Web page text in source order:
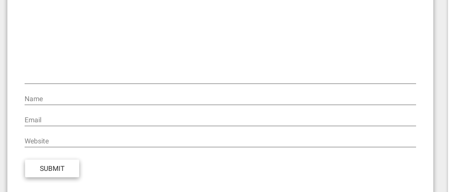
Name
Email
Website